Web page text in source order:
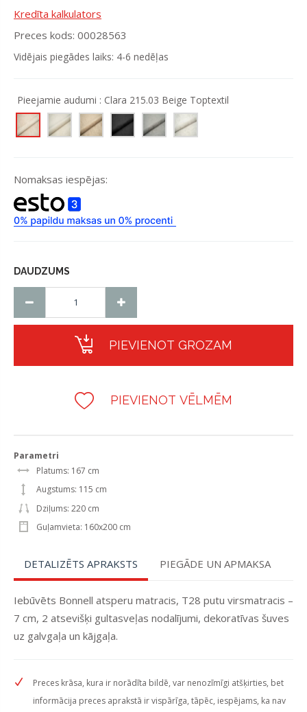
Kredīta kalkulators
Preces kods: 00028563
Vidējais piegādes laiks: 4-6 nedēļas
Pieejamie audumi : Clara 215.03 Beige Toptextil
Nomaksas iespējas:
DAUDZUMS
PIEVIENOT GROZAM
PIEVIENOT VĒLMĒM
Parametri
Platums: 167 cm
Augstums: 115 cm
Dziļums: 220 cm
Guļamvieta: 160x200 cm
DETALIZĒTS APRAKSTS PIEGĀDE UN APMAKSA
Iebūvēts Bonnell atsperu matracis, T28 putu virsmatracis –
7 cm, 2 atsevišķi gultasveļas nodalījumi, dekoratīvas šuves
uz galvgaļa un kājgaļa.
Preces krāsa, kura ir norādīta bildē, var nenozīmīgi atšķirties, bet
informācija preces aprakstā ir vispārīga, tāpēc, iespējams, ka nav